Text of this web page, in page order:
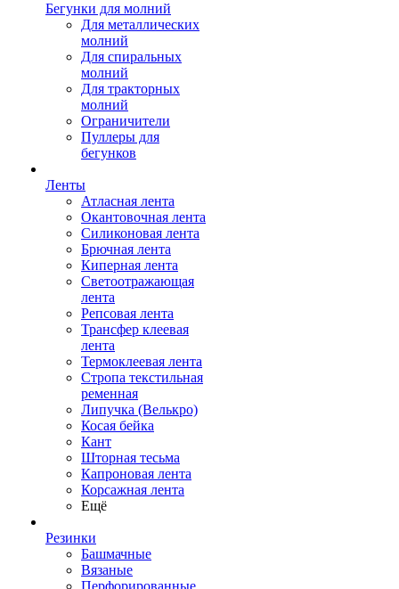
Бегунки для молний
Для металлических
молний
Для спиральных
молний
Для тракторных
молний
Ограничители
Пуллеры для
бегунков
Ленты
Атласная лента
Окантовочная лента
Силиконовая лента
Брючная лента
Киперная лента
Светоотражающая
лента
Репсовая лента
Трансфер клеевая
лента
Термоклеевая лента
Стропа текстильная
ременная
Липучка (Велькро)
Косая бейка
Кант
Шторная тесьма
Капроновая лента
Корсажная лента
Ещё
Резинки
Башмачные
Вязаные
Перфорированные